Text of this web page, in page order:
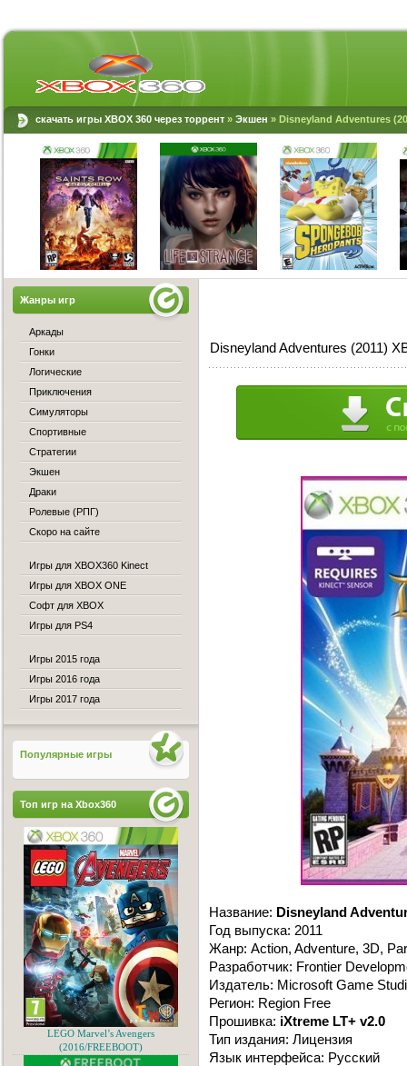
скачать игры XBOX 360 через торрент » Экшен » Disneyland Adventures
Disneyland Adventures (2011)
Название: Disneyland
Год выпуска: 2011
Жанр: Action, Adventure, 3D,
Разработчик: Frontier
Издатель: Microsoft Game
Регион: Region Free
Прошивка: iXtreme LT+ v2.0
Тип издания: Лицензия
Язык интерфейса: Русский
Жанры игр
Аркады
Гонки
Логические
Приключения
Симуляторы
Спортивные
Стратегии
Экшен
Драки
Ролевые (РПГ)
Скоро на сайте
Игры для XBOX360 Kinect
Игры для XBOX ONE
Софт для XBOX
Игры для PS4
Игры 2015 года
Игры 2016 года
Игры 2017 года
Популярные игры
Топ игр на Xbox360
LEGO Marvel’s Avengers
(2016/FREEBOOT)